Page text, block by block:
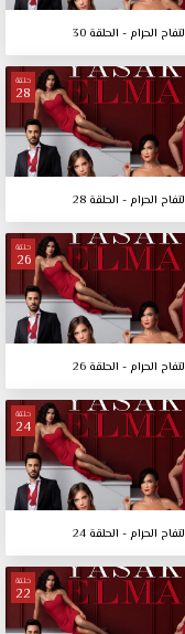
الحرام - الحلقة 30
حلقة
28
الحرام - الحلقة 28
حلقة
26
الحرام - الحلقة 26
حلقة
24
الحرام - الحلقة 24
حلقة
22